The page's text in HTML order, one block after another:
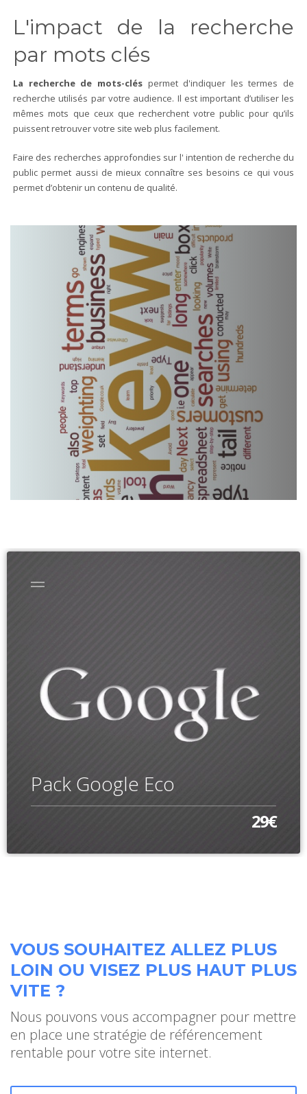
L'impact de la recherche
par mots clés
La recherche de mots-clés permet d'indiquer les termes de
recherche utilisés par votre audience. Il est important d’utiliser les
mêmes mots que ceux que recherchent votre public pour qu’ils
puissent retrouver votre site web plus facilement.
Faire des recherches approfondies sur l' intention de recherche du
public permet aussi de mieux connaître ses besoins ce qui vous
permet d’obtenir un contenu de qualité.
Pack Google Eco
29€
VOUS SOUHAITEZ ALLEZ PLUS
LOIN OU VISEZ PLUS HAUT PLUS
VITE ?
Nous pouvons vous accompagner pour mettre
en place une stratégie de référencement
rentable pour votre site internet.